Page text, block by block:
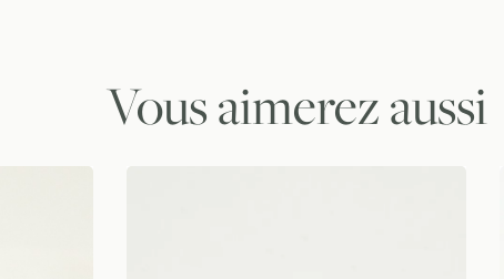
Vous aimerez aussi